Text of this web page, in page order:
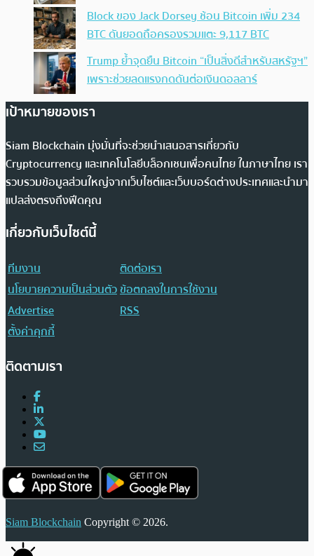
Block ของ Jack Dorsey ช้อน Bitcoin เพิ่ม 234
BTC ดันยอดถือครองรวมแตะ 9,117 BTC
Trump ย้ำจุดยืน Bitcoin “เป็นสิ่งดีสำหรับสหรัฐฯ”
เพราะช่วยลดแรงกดดันต่อเงินดอลลาร์
เป้าหมายของเรา
Siam Blockchain มุ่งมั่นที่จะช่วยนำเสนอสารเกี่ยวกับ
Cryptocurrency และเทคโนโลยีบล็อกเชนเพื่อคนไทย ในภาษาไทย เรา
รวบรวมข้อมูลส่วนใหญ่จากเว็บไซต์และเว็บบอร์ดต่างประเทศและนำมา
แปลส่งตรงถึงฟีดคุณ
เกี่ยวกับเว็บไซต์นี้
ทีมงาน
ติดต่อเรา
นโยบายความเป็นส่วนตัวข้อตกลงในการใช้งาน
Advertise
RSS
ตั้งค่าคุกกี้
ติดตามเรา
Siam Blockchain Copyright © 2026.